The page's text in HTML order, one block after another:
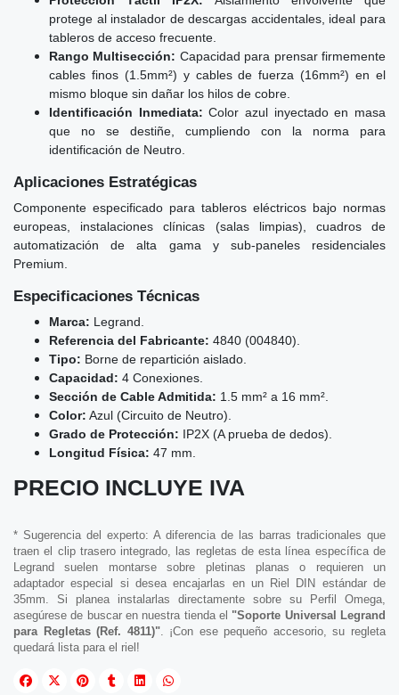
protege al instalador de descargas accidentales, ideal para
tableros de acceso frecuente.
Rango Multisección: Capacidad para prensar firmemente
cables finos (1.5mm²) y cables de fuerza (16mm²) en el
mismo bloque sin dañar los hilos de cobre.
Identificación Inmediata: Color azul inyectado en masa
que no se destiñe, cumpliendo con la norma para
identificación de Neutro.
Aplicaciones Estratégicas
Componente especificado para tableros eléctricos bajo normas
europeas, instalaciones clínicas (salas limpias), cuadros de
automatización de alta gama y sub-paneles residenciales
Premium.
Especificaciones Técnicas
Marca: Legrand.
Referencia del Fabricante: 4840 (004840).
Tipo: Borne de repartición aislado.
Capacidad: 4 Conexiones.
Sección de Cable Admitida: 1.5 mm² a 16 mm².
Color: Azul (Circuito de Neutro).
Grado de Protección: IP2X (A prueba de dedos).
Longitud Física: 47 mm.
PRECIO INCLUYE IVA
* Sugerencia del experto: A diferencia de las barras tradicionales que
traen el clip trasero integrado, las regletas de esta línea específica de
Legrand suelen montarse sobre pletinas planas o requieren un
adaptador especial si desea encajarlas en un Riel DIN estándar de
35mm. Si planea instalarlas directamente sobre su Perfil Omega,
asegúrese de buscar en nuestra tienda el "Soporte Universal Legrand
para Regletas (Ref. 4811)". ¡Con ese pequeño accesorio, su regleta
quedará lista para el riel!